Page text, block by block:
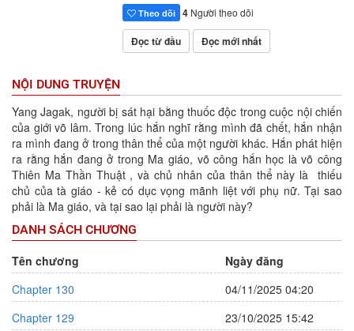
Theo dõi 4 Người theo dõi
Đọc từ đầu Đọc mới nhất
NỘI DUNG TRUYỆN
Yang Jagak, người bị sát hại bằng thuốc độc trong cuộc nội chiến
của giới võ lâm. Trong lúc hắn nghĩ rằng mình đã chết, hắn nhận
ra mình đang ở trong thân thể của một người khác. Hắn phát hiện
ra rằng hắn đang ở trong Ma giáo, võ công hắn học là võ công
Thiên Ma Thần Thuật , và chủ nhân của thân thể này là thiếu
chủ của tà giáo - kẻ có dục vọng mãnh liệt với phụ nữ. Tại sao
phải là Ma giáo, và tại sao lại phải là người này?
DANH SÁCH CHƯƠNG
Tên chương
Ngày đăng
Chapter 130
04/11/2025 04:20
Chapter 129
23/10/2025 15:42